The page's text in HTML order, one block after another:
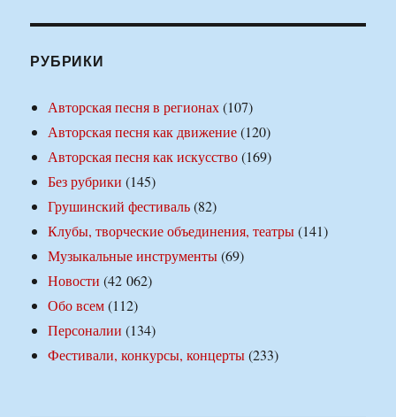
РУБРИКИ
Авторская песня в регионах(107)
Авторская песня как движение(120)
Авторская песня как искусство(169)
Без рубрики (145)
Грушинский фестиваль(82)
Клубы, творческие объединения, театры(141)
Музыкальные инструменты(69)
Новости (42 062)
Обо всем(112)
Персоналии (134)
Фестивали, конкурсы, концерты(233)